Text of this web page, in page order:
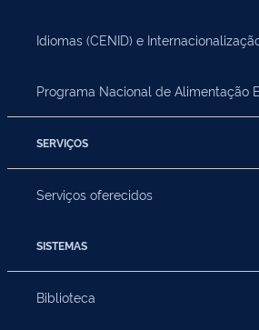
Idiomas (CENID) e
Programa Nacional de Alimentação
SERVIÇOS
Serviços oferecidos
SISTEMAS
Biblioteca